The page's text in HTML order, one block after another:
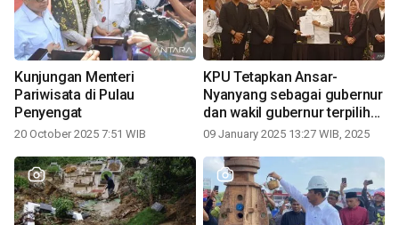
Kunjungan Menteri
Pariwisata di Pulau
Penyengat
20 October 2025 7:51 WIB
KPU Tetapkan Ansar-
Nyanyang sebagai gubernur
dan wakil gubernur terpilih
periode 2025-2030
09 January 2025 13:27 WIB, 2025